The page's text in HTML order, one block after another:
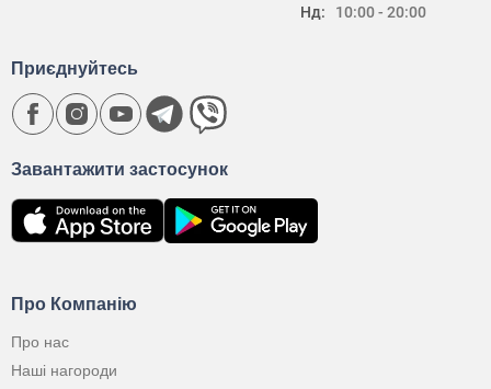
Нд:
10:00 - 20:00
Про Компанію
Про нас
Наші нагороди
Завантажити застосунок
Приєднуйтесь